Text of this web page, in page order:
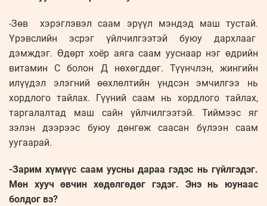
-Зөв хэрэглэвэл саам эрүүл мэндэд маш тустай.
Үрэвслийн эсрэг үйлчилгээтэй буюу дархлааг
дэмждэг. Өдөрт хоёр аяга саам ууснаар нэг өдрийн
витамин C болон Д нөхөгддөг. Түүнчлэн, жингийн
илүүдэл элэгний өөхлөлтийн үндсэн эмчилгээ нь
хордлого тайлах. Гүүний саам нь хордлого тайлах,
таргалалтад маш сайн үйлчилгээтэй. Тиймээс яг
зэлэн дээрээс буюу дөнгөж саасан бүлээн саам
уугаарай.
-Зарим хүмүүс саам уусны дараа гэдэс нь гүйлгэдэг.
Мөн хууч өвчин хөдөлгөдөг гэдэг. Энэ нь юунаас
болдог вэ?